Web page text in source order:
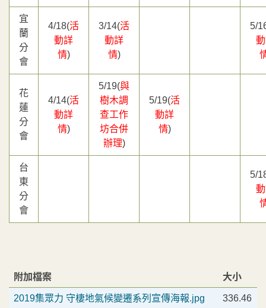
宜
蘭
分
會
4/18(活
動詳
情)
3/14(活
動詳
情)
5/
花
蓮
分
會
4/14(活
動詳
情)
5/19(與
樹木調
查工作
坊合併
辦理)
5/19(活
動詳
情)
台
東
分
會
5/
附加檔案 大小
2019集眾力 守棲地氣候變遷系列宣傳海報.jpg
336.46